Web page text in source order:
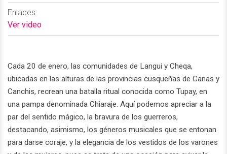
Enlaces:
Ver video
Cada 20 de enero, las comunidades de Langui y Cheqa,
ubicadas en las alturas de las provincias cusqueñas de Canas y
Canchis, recrean una batalla ritual conocida como Tupay, en
una pampa denominada Chiaraje. Aquí podemos apreciar a la
par del sentido mágico, la bravura de los guerreros,
destacando, asimismo, los géneros musicales que se entonan
para darse coraje, y la elegancia de los vestidos de los varones